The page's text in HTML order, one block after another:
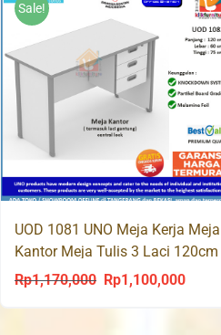
Sale!
UOD 1081 UNO Meja Kerja Meja
Kantor Meja Tulis 3 Laci 120cm
Rp1,170,000
Original
Rp1,100,000Current